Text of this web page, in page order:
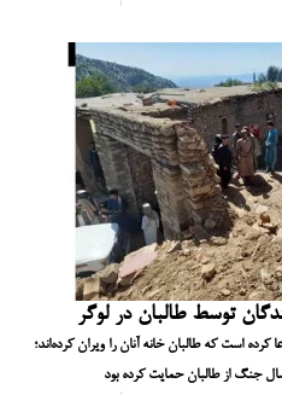
توسط طالبان در لوگر
کرده است که طالبان خانه آنان را ویران کرده‌اند؛
جنگ از طالبان حمایت کرده بود